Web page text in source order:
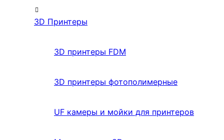
3D Принтеры
3D принтеры FDM
3D принтеры фотополимерные
UF камеры и мойки для принтеров